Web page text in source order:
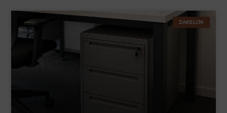
ZAKELIJK